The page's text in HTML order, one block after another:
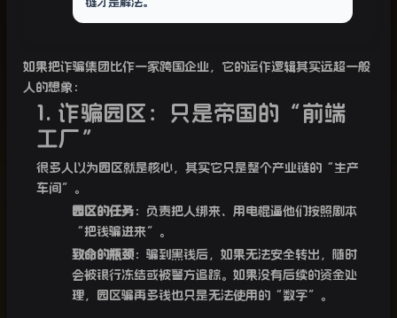
如果把诈骗集团比作一家跨国企业，它的运作逻辑其实远超一般
人的想象：
1. 诈骗园区：只是帝国的“前端
工厂”
很多人以为园区就是核心，其实它只是整个产业链的“生产
车间”。
园区的任务：负责把人绑来、用电棍逼他们按照剧本
“把钱骗进来”。
致命的瓶颈：骗到黑钱后，如果无法安全转出，随时
会被银行冻结或被警方追踪。如果没有后续的资金处
理，园区骗再多钱也只是无法使用的“数字”。